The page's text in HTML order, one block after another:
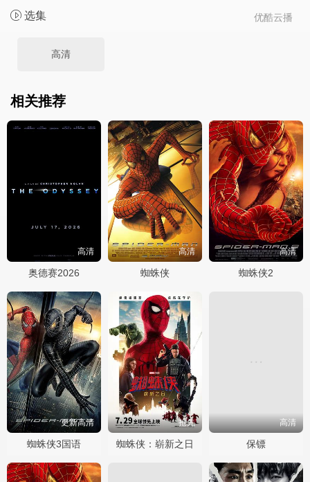
优酷云播
选集
高清
相关推荐
高清
奥德赛2026
高清
蜘蛛侠
高清
蜘蛛侠2
更新高清
蜘蛛侠3国语
抢先
蜘蛛侠：崭新之日
高清
保镖